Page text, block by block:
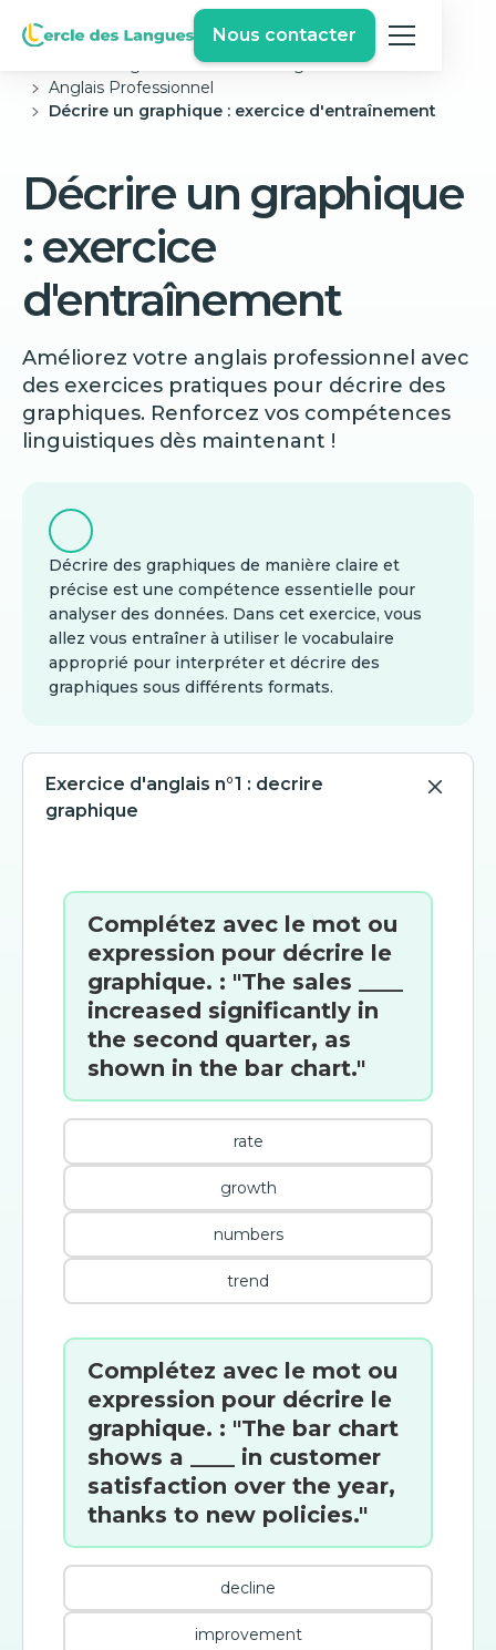
Nous contacter
Exercices Anglais Gratuits
Anglais Professionnel
Décrire un graphique : exercice d'entraînement
Décrire un graphique
: exercice
d'entraînement
Améliorez votre anglais professionnel avec
des exercices pratiques pour décrire des
graphiques. Renforcez vos compétences
linguistiques dès maintenant !
Décrire des graphiques de manière claire et
précise est une compétence essentielle pour
analyser des données. Dans cet exercice, vous
allez vous entraîner à utiliser le vocabulaire
approprié pour interpréter et décrire des
graphiques sous différents formats.
Exercice d'anglais n°1 : decrire
graphique
Complétez avec le mot ou
expression pour décrire le
graphique. : "The sales ____
increased significantly in
the second quarter, as
shown in the bar chart."
rate
growth
numbers
trend
Complétez avec le mot ou
expression pour décrire le
graphique. : "The bar chart
shows a ____ in customer
satisfaction over the year,
thanks to new policies."
decline
improvement